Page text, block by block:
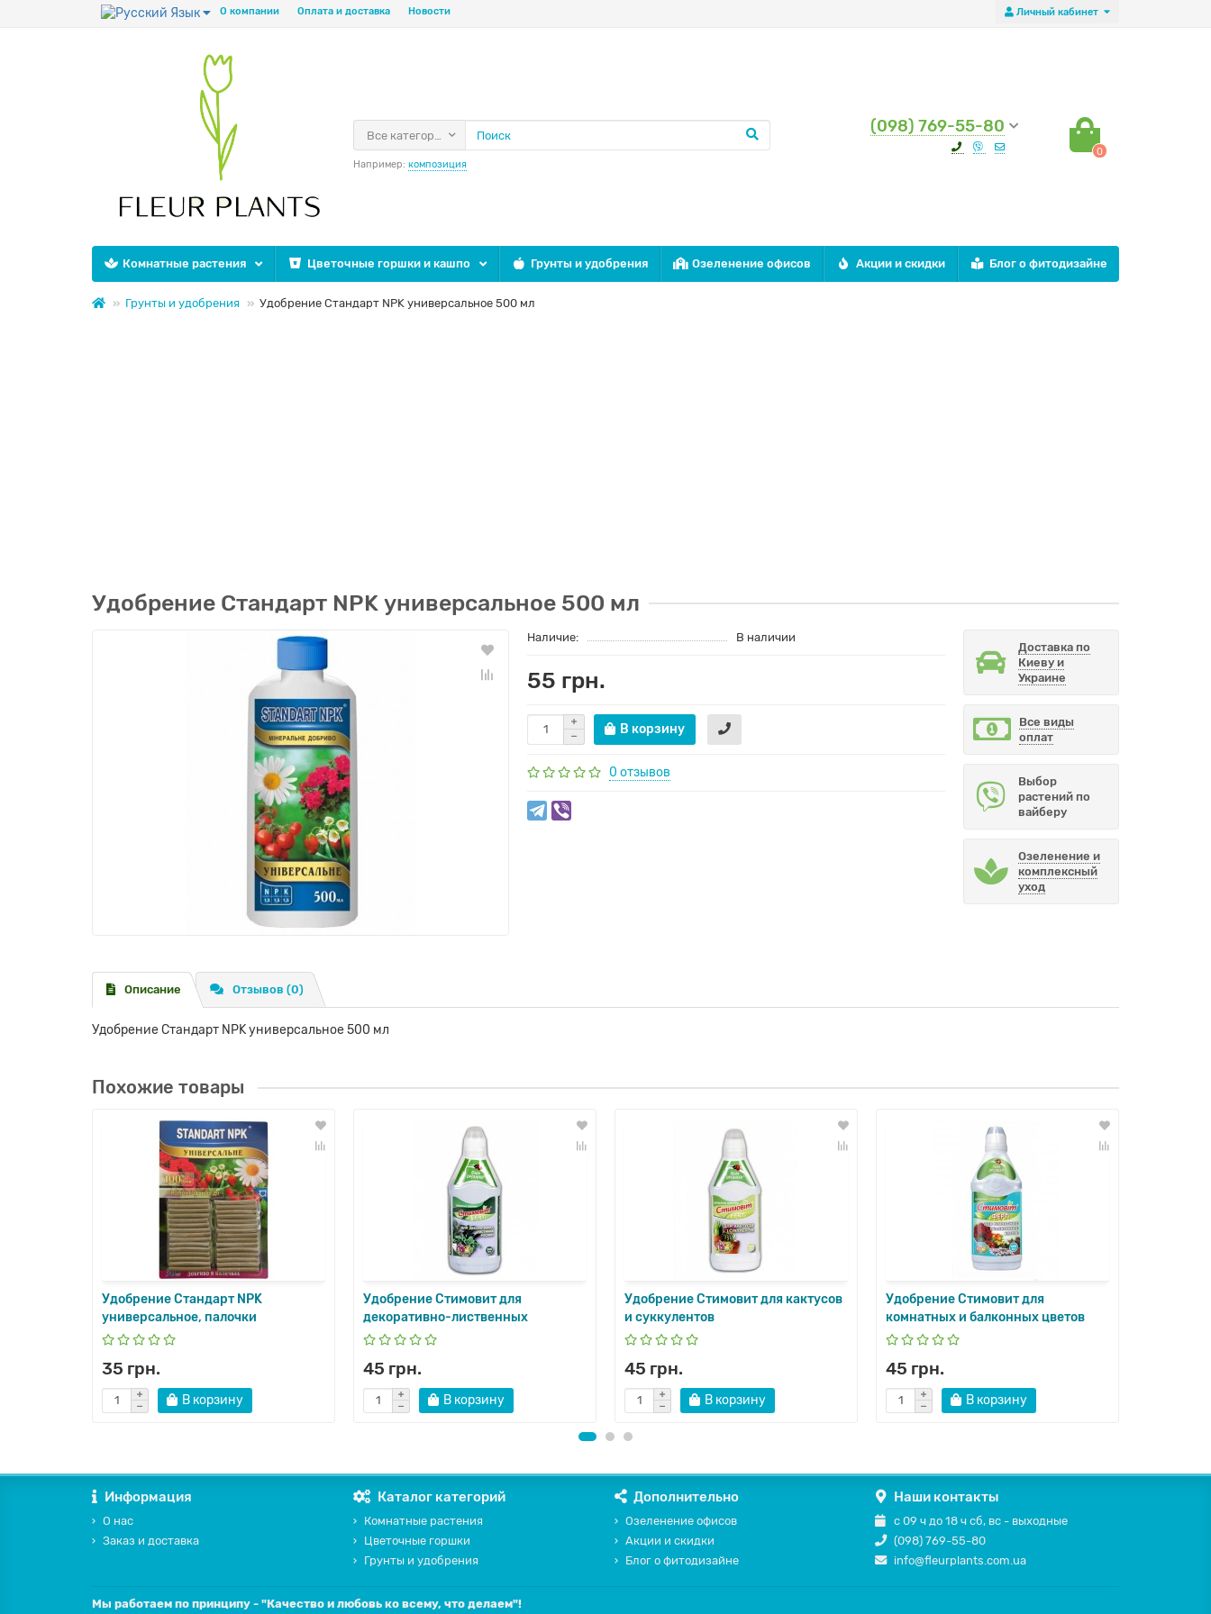
Личный кабинет
Язык О компании Оплата и доставка Новости
(098) 769-55-80
0
Все категории
Например: композиция
Комнатные растения Цветочные горшки и кашпо Грунты и удобрения Озеленение офисов Акции и скидки Блог о фитодизайне
Грунты и удобрения Удобрение Стандарт NPK универсальное 500 мл
Удобрение Стандарт NPK универсальное 500 мл
Наличие: В наличии
55 грн.
В корзину
0 отзывов
Доставка по
Киеву и
Украине
Все виды
оплат
Выбор
растений по
вайберу
Озеленение и
комплексный
уход
Описание Отзывов (0)
Удобрение Стандарт NPK универсальное 500 мл
Похожие товары
Удобрение Стандарт NPK
универсальное, палочки
35 грн.
В корзину
Удобрение Стимовит для
декоративно-лиственных
45 грн.
В корзину
Удобрение Стимовит для кактусов
и суккулентов
45 грн.
В корзину
Удобрение Стимовит для
комнатных и балконных цветов
45 грн.
В корзину
Информация
О нас
Заказ и доставка
Каталог категорий
Комнатные растения
Цветочные горшки
Грунты и удобрения
Дополнительно
Озеленение офисов
Акции и скидки
Блог о фитодизайне
Наши контакты
с 09 ч до 18 ч сб, вс - выходные
(098) 769-55-80
info@fleurplants.com.ua
Мы работаем по принципу - "Качество и любовь ко всему, что делаем"!